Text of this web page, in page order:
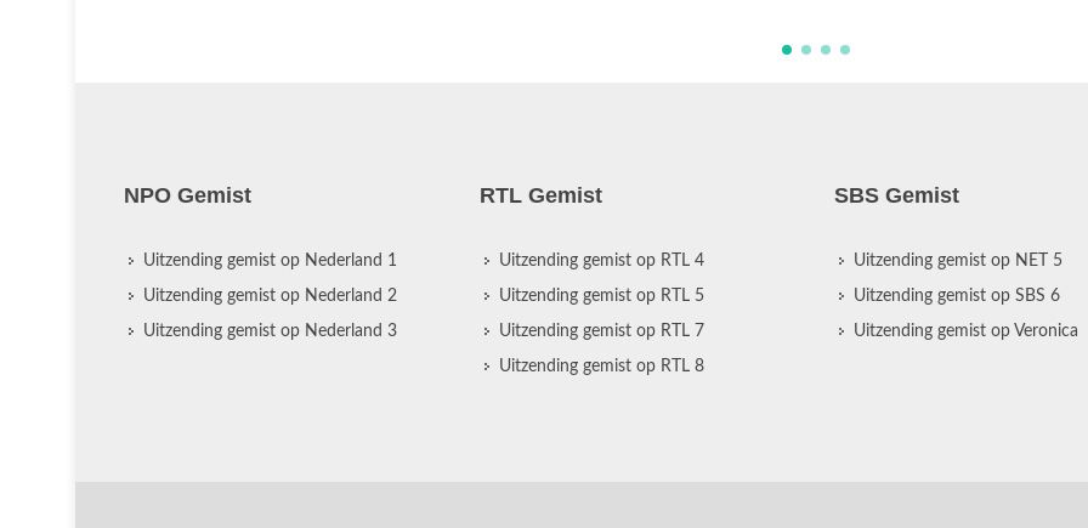
NPO Gemist
Uitzending gemist op Nederland 1
Uitzending gemist op Nederland 2
Uitzending gemist op Nederland 3
RTL Gemist
Uitzending gemist op RTL 4
Uitzending gemist op RTL 5
Uitzending gemist op RTL 7
Uitzending gemist op RTL 8
SBS Gemist
Uitzending gemist op NET 5
Uitzending gemist op SBS 6
Uitzending gemist op Veronica